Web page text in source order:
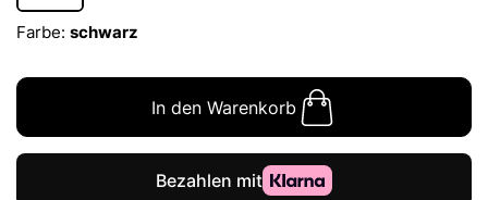
Farbe: schwarz
In den Warenkorb